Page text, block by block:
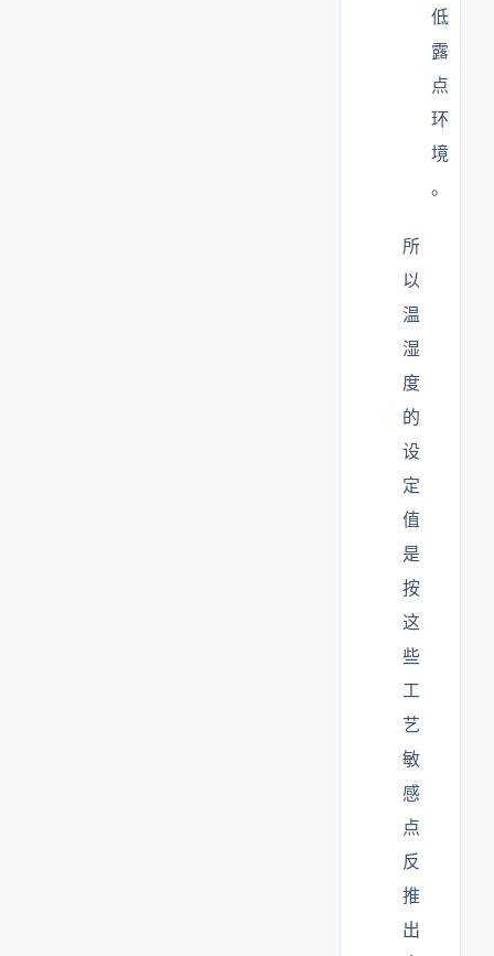
低
露
点
环
境
。
所
以
温
湿
度
的
设
定
值
是
按
这
些
工
艺
敏
感
点
反
推
出